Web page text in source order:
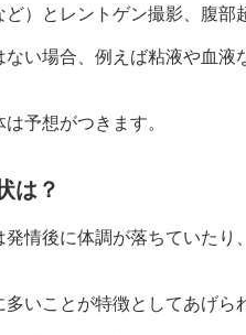
）とレントゲン撮影、腹部
い場合、例えば粘液や血
予想がつきます。
は？
情後に体調が落ちていた
いことが特徴としてあげら